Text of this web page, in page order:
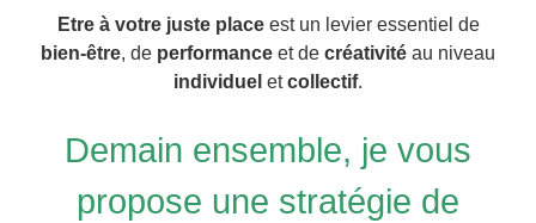
Etre à votre juste placeest un levier essentiel de
bien-être, de performance et de créativité au niveau
individuel etcollectif.
Demain ensemble, je vous
propose une stratégie de